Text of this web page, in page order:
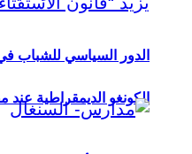
الكونغو الديمقراطية
الدور السياسي للشباب في